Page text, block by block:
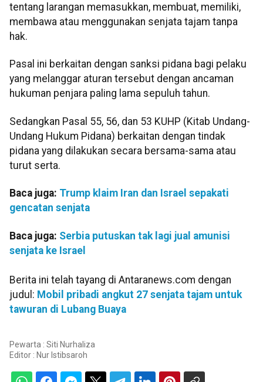
tentang larangan memasukkan, membuat, memiliki,
membawa atau menggunakan senjata tajam tanpa
hak.
Pasal ini berkaitan dengan sanksi pidana bagi pelaku
yang melanggar aturan tersebut dengan ancaman
hukuman penjara paling lama sepuluh tahun.
Sedangkan Pasal 55, 56, dan 53 KUHP (Kitab Undang-
Undang Hukum Pidana) berkaitan dengan tindak
pidana yang dilakukan secara bersama-sama atau
turut serta.
Baca juga: Trump klaim Iran dan Israel sepakati
gencatan senjata
Baca juga: Serbia putuskan tak lagi jual amunisi
senjata ke Israel
Berita ini telah tayang di Antaranews.com dengan
judul: Mobil pribadi angkut 27 senjata tajam untuk
tawuran di Lubang Buaya
Pewarta : Siti Nurhaliza
Editor : Nur Istibsaroh